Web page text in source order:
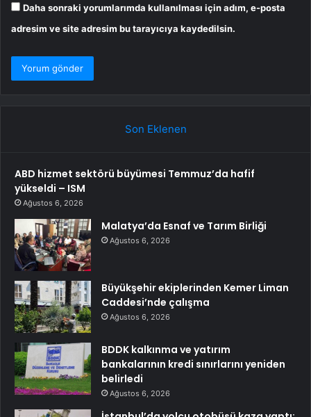
Daha sonraki yorumlarımda kullanılması için adım, e-posta
adresim ve site adresim bu tarayıcıya kaydedilsin.
Son Eklenen
ABD hizmet sektörü büyümesi Temmuz’da hafif
yükseldi – ISM
Ağustos 6, 2026
Malatya’da Esnaf ve Tarım Birliği
Ağustos 6, 2026
Büyükşehir ekiplerinden Kemer Liman
Caddesi’nde çalışma
Ağustos 6, 2026
BDDK kalkınma ve yatırım
bankalarının kredi sınırlarını yeniden
belirledi
Ağustos 6, 2026